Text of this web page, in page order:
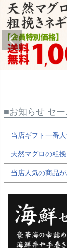
■お知らせ セ
当店ギフト一番人
天然マグロの粗挽
当店人気の商品が